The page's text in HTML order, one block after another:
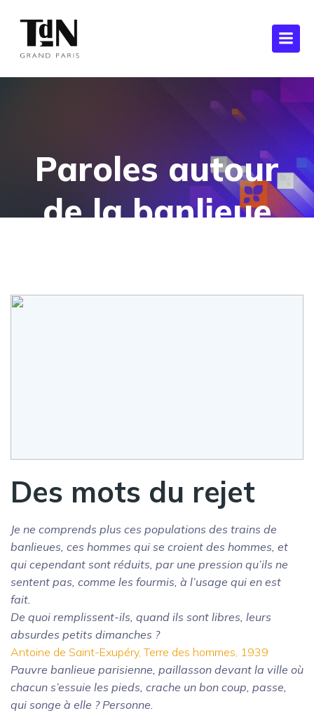
Paroles autour
de la banlieue
Des mots du rejet
Je ne comprends plus ces populations des trains de
banlieues, ces hommes qui se croient des hommes, et
qui cependant sont réduits, par une pression qu’ils ne
sentent pas, comme les fourmis, à l’usage qui en est
fait.
De quoi remplissent-ils, quand ils sont libres, leurs
absurdes petits dimanches ?
Antoine de Saint-Exupéry, Terre des hommes, 1939
Pauvre banlieue parisienne, paillasson devant la ville où
chacun s’essuie les pieds, crache un bon coup, passe,
qui songe à elle ? Personne.